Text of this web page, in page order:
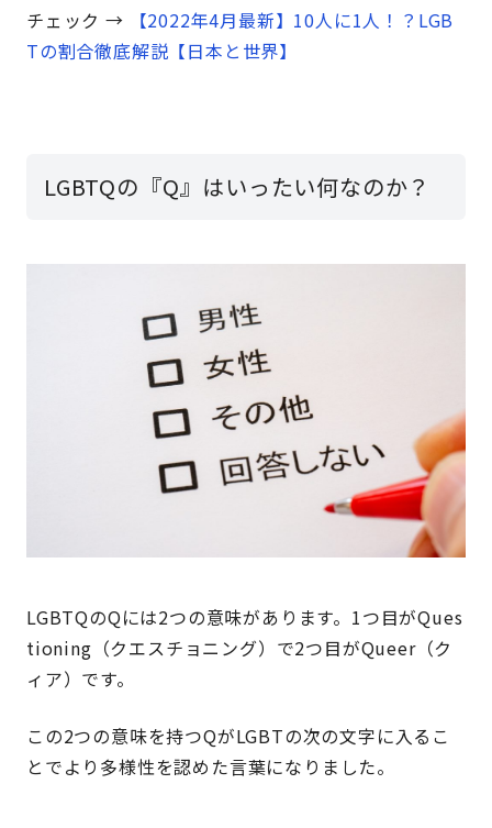
チェック → 【2022年4月最新】10人に1人！？LGB
Tの割合徹底解説【日本と世界】
LGBTQの『Q』はいったい何なのか？
LGBTQのQには2つの意味があります。1つ目がQues
tioning（クエスチョニング）で2つ目がQueer（ク
ィア）です。
この2つの意味を持つQがLGBTの次の文字に入るこ
とでより多様性を認めた言葉になりました。